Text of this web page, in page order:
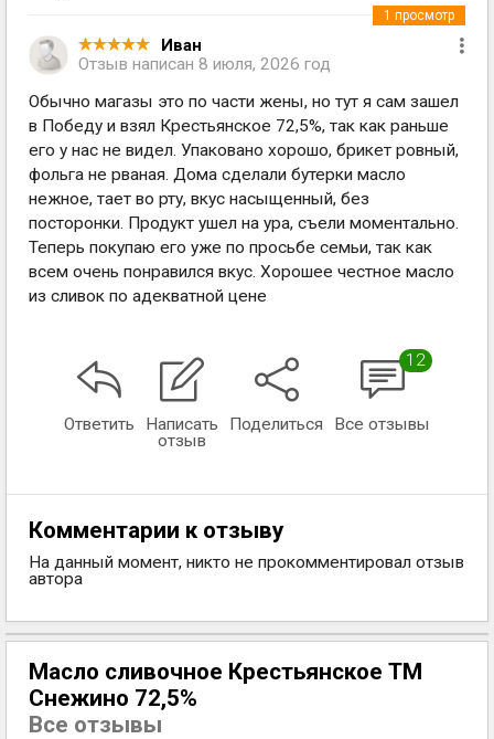
Иван
Отзыв написан 8 июля, 2026 год
1 просмотр
Обычно магазы это по части жены, но тут я сам зашел
в Победу и взял Крестьянское 72,5%, так как раньше
его у нас не видел. Упаковано хорошо, брикет ровный,
фольга не рваная. Дома сделали бутерки масло
нежное, тает во рту, вкус насыщенный, без
посторонки. Продукт ушел на ура, съели моментально.
Теперь покупаю его уже по просьбе семьи, так как
всем очень понравился вкус. Хорошее честное масло
из сливок по адекватной цене
Ответить
Написать
отзыв
Поделиться
12
Все отзывы
Комментарии к отзыву
На данный момент, никто не прокомментировал отзыв
автора
Масло сливочное Крестьянское ТМ
Снежино 72,5%
Все отзывы